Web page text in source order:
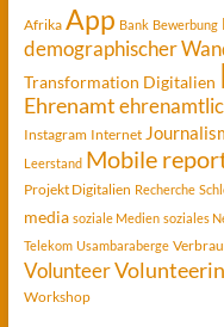
Afrika App Bank Bewerbung
demographischer
Transformation Digitalien
Ehrenamt
Instagram Internet
Leerstand Mobile
Projekt Digitalien Recherche
media soziale Medien soziales
Telekom Usambaraberge
Volunteer
Workshop